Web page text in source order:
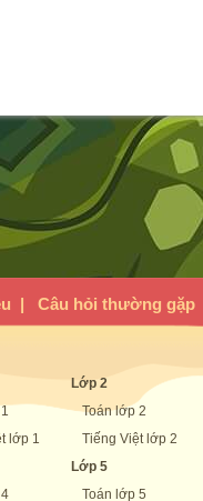
| Câu hỏi thường gặp
lớp 1
Lớp 2
Toán lớp 2
Tiếng Việt lớp 2
Lớp 5
Toán lớp 5